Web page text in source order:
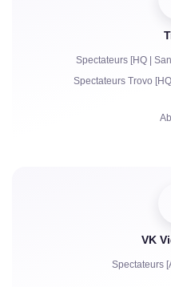
Bits |
Communication
Spectateurs [HQ |
Spectateurs Trovo
VK
Spectateurs